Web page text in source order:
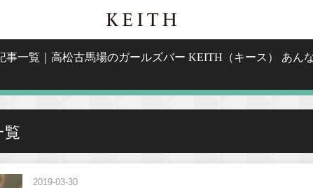
事一覧｜高松古馬場のガールズバー KEITH（キース） あん
覧
2019-03-30